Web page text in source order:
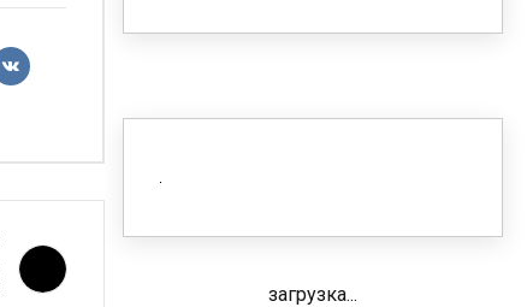
загрузка...